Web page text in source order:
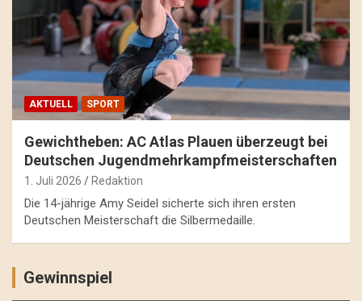
AKTUELL SPORT
Gewichtheben: AC Atlas Plauen überzeugt bei
Deutschen Jugendmehrkampfmeisterschaften
1. Juli 2026 Redaktion
Die 14-jährige Amy Seidel sicherte sich ihren ersten
Deutschen Meisterschaft die Silbermedaille.
Gewinnspiel